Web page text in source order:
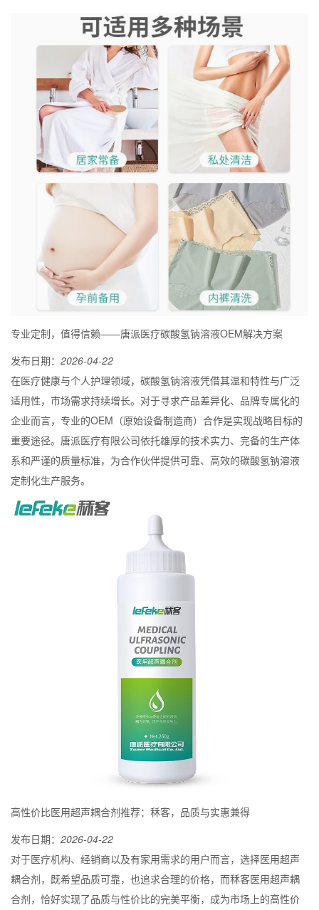
专业定制，值得信赖——唐派医疗碳酸氢钠溶液OEM解决方案
发布日期： 2026-04-22
在医疗健康与个人护理领域，碳酸氢钠溶液凭借其温和特性与广泛
适用性，市场需求持续增长。对于寻求产品差异化、品牌专属化的
企业而言，专业的OEM（原始设备制造商）合作是实现战略目标的
重要途径。唐派医疗有限公司依托雄厚的技术实力、完备的生产体
系和严谨的质量标准，为合作伙伴提供可靠、高效的碳酸氢钠溶液
定制化生产服务。
高性价比医用超声耦合剂推荐：秝客，品质与实惠兼得
发布日期： 2026-04-22
对于医疗机构、经销商以及有家用需求的用户而言，选择医用超声
耦合剂，既希望品质可靠，也追求合理的价格，而秝客医用超声耦
合剂，恰好实现了品质与性价比的完美平衡，成为市场上的高性价